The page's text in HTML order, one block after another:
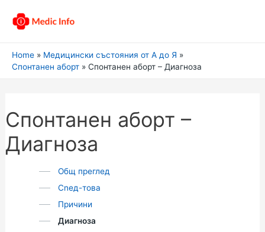
Home
Медицински състояния от А до Я
Спонтанен аборт
Спонтанен аборт – Диагноза
Спонтанен аборт –
Диагноза
Общ преглед
Сnед-това
Причини
Диагноза